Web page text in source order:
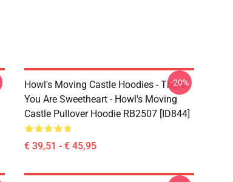
Howl's Moving Castle Hoodies - There
You Are Sweetheart - Howl's Moving
Castle Pullover Hoodie RB2507 [ID844]
€ 39,51 - € 45,95
-20%